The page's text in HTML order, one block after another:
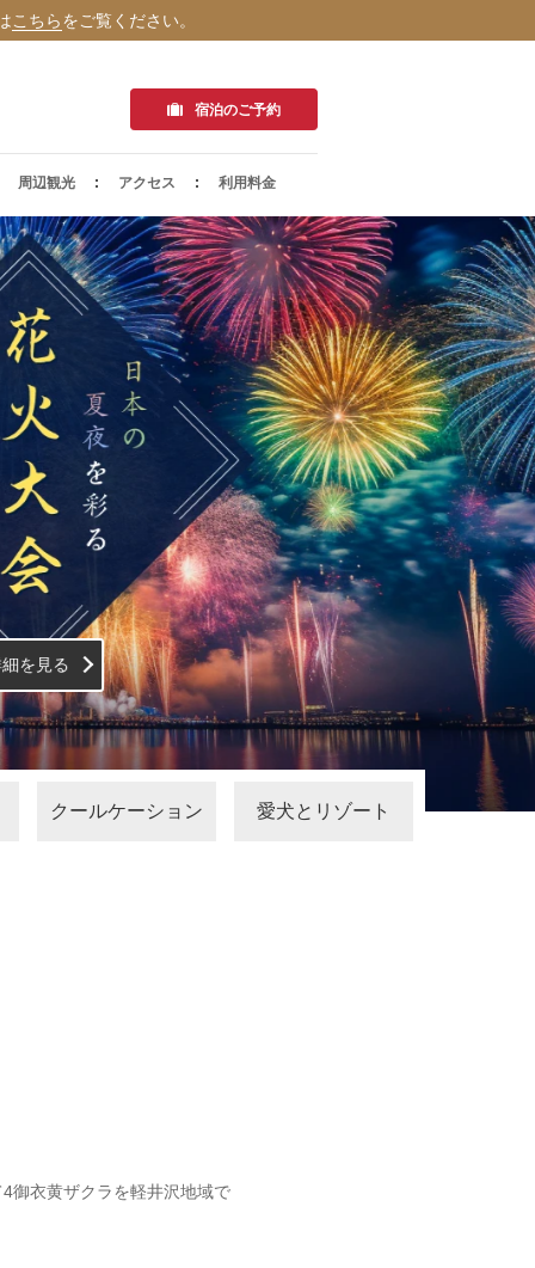
こちらをご覧ください。
宿泊のご予約
周辺観光 アクセス 利用料金
クールケーション 愛犬とリゾート
御衣黄ザクラを軽井沢地域で